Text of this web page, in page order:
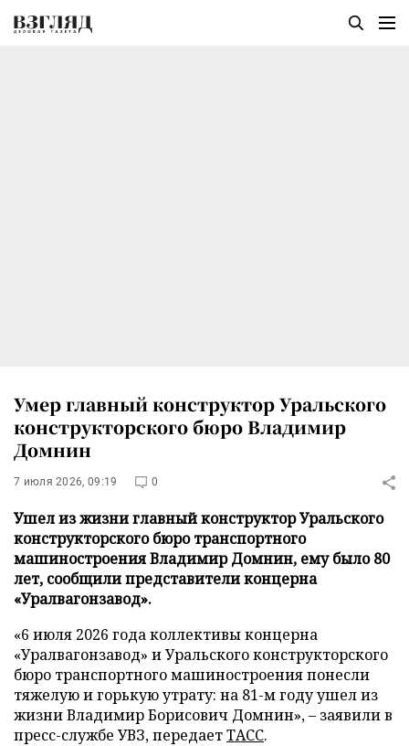
Умер главный конструктор Уральского
конструкторского бюро Владимир
Домнин
7 июля 2026, 09:19 0
Ушел из жизни главный конструктор Уральского
конструкторского бюро транспортного
машиностроения Владимир Домнин, ему было 80
лет, сообщили представители концерна
«Уралвагонзавод».
«6 июля 2026 года коллективы концерна
«Уралвагонзавод» и Уральского конструкторского
бюро транспортного машиностроения понесли
тяжелую и горькую утрату: на 81-м году ушел из
жизни Владимир Борисович Домнин», – заявили в
пресс-службе УВЗ, передаетТАСС.